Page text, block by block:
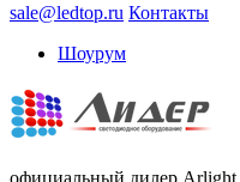
sale@ledtop.ru Контакты
Шоурум
официальный дилер Arlight